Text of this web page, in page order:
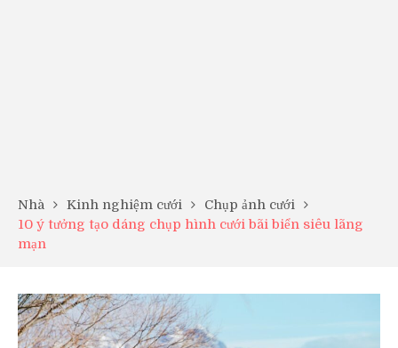
Nhà Kinh nghiệm cưới
Chụp ảnh cưới
10 ý tưởng tạo dáng chụp hình cưới bãi biển siêu lãng
mạn